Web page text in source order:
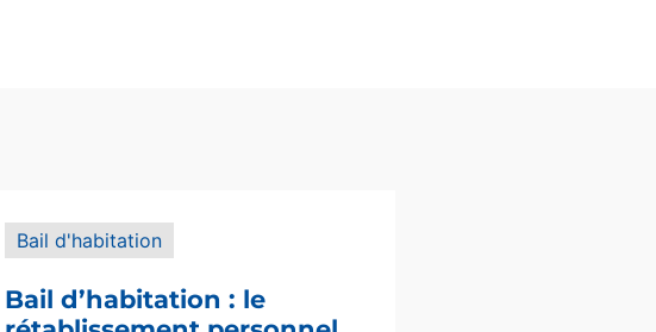
Bail d'habitation
Bail d’habitation : le